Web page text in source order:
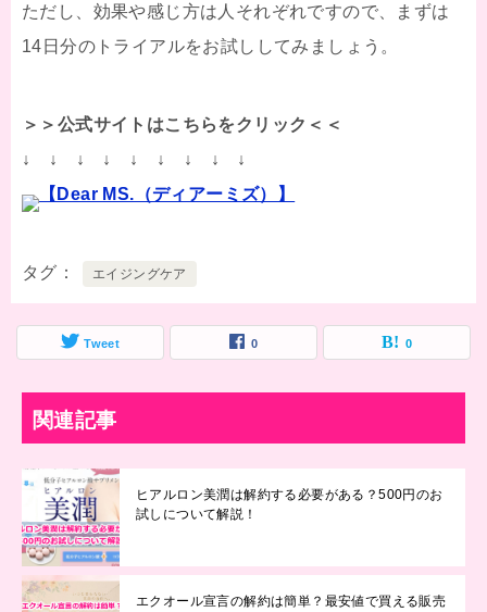
ただし、効果や感じ方は人それぞれですので、まずは
14日分のトライアルをお試ししてみましょう。
＞＞公式サイトはこちらをクリック＜＜
↓ ↓ ↓ ↓ ↓ ↓ ↓ ↓ ↓
【Dear MS.（ディアーミズ）】
タグ エイジングケア
Tweet 0 0
関連記事
ヒアルロン美潤は解約する必要がある？500円のお
試しについて解説！
エクオール宣言の解約は簡単？最安値で買える販売